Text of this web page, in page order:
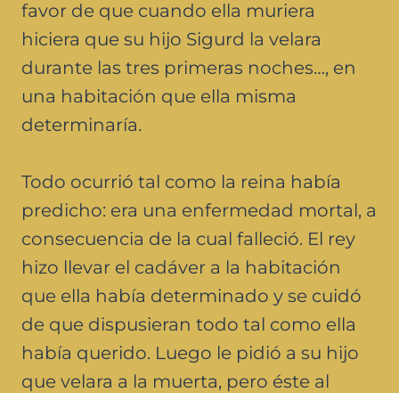
favor de que cuando ella muriera
hiciera que su hijo Sigurd la velara
durante las tres primeras noches…, en
una habitación que ella misma
determinaría.
Todo ocurrió tal como la reina había
predicho: era una enfermedad mortal, a
consecuencia de la cual falleció. El rey
hizo llevar el cadáver a la habitación
que ella había determinado y se cuidó
de que dispusieran todo tal como ella
había querido. Luego le pidió a su hijo
que velara a la muerta, pero éste al